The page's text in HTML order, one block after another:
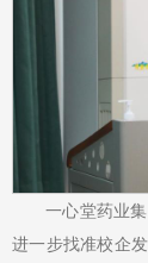
一心堂药业
进一步找准校企